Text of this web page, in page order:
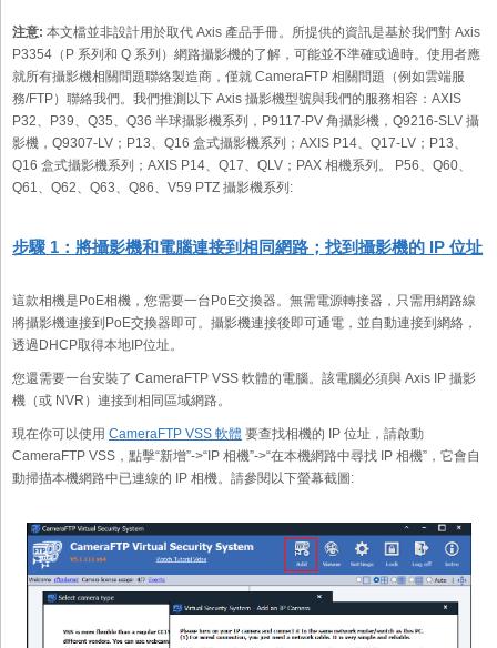
注意: 本文檔並非設計用於取代 Axis 產品手冊。所提供的資訊是基於我們對 Axis
P3354（P 系列和 Q 系列）網路攝影機的了解，可能並不準確或過時。使用者應
就所有攝影機相關問題聯絡製造商，僅就 CameraFTP 相關問題（例如雲端服
務/FTP）聯絡我們。我們推測以下 Axis 攝影機型號與我們的服務相容：AXIS
P32、P39、Q35、Q36 半球攝影機系列，P9117-PV 角攝影機，Q9216-SLV 攝
影機，Q9307-LV；P13、Q16 盒式攝影機系列；AXIS P14、Q17-LV；P13、
Q16 盒式攝影機系列；AXIS P14、Q17、QLV；PAX 相機系列。 P56、Q60、
Q61、Q62、Q63、Q86、V59 PTZ 攝影機系列:
步驟 1：將攝影機和電腦連接到相同網路；找到攝影機的 IP 位址
這款相機是PoE相機，您需要一台PoE交換器。無需電源轉接器，只需用網路線
將攝影機連接到PoE交換器即可。攝影機連接後即可通電，並自動連接到網絡，
透過DHCP取得本地IP位址。
您還需要一台安裝了 CameraFTP VSS 軟體的電腦。該電腦必須與 Axis IP 攝影
機（或 NVR）連接到相同區域網路。
現在你可以使用 CameraFTP VSS 軟體 要查找相機的 IP 位址，請啟動
CameraFTP VSS，點擊“新增”->“IP 相機”->“在本機網路中尋找 IP 相機”，它會自
動掃描本機網路中已連線的 IP 相機。請參閱以下螢幕截圖: